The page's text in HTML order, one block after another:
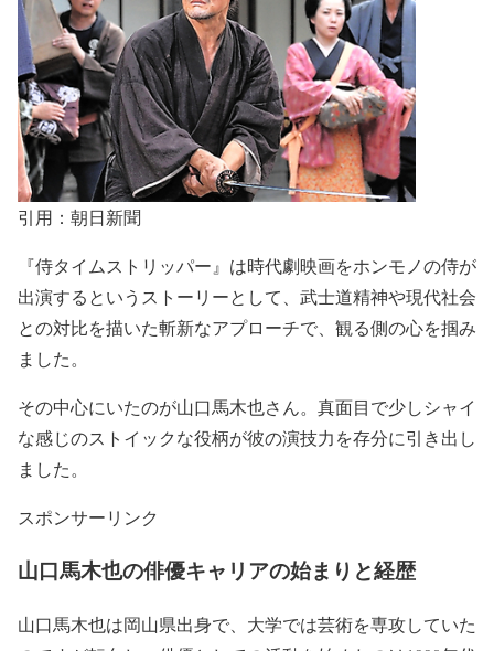
引用：朝日新聞
『侍タイムストリッパー』 は時代劇映画をホンモノの侍が
出演するというストーリーとして、 武士道精神や現代社会
との対比を描いた斬新なアプローチで、観る側の心を掴み
ました。
その中心にいたのが山口馬木也さん。 真面目で少しシャイ
な感じのストイックな役柄が彼の演技力を存分に引き出し
ました。
スポンサーリンク
山口馬木也の俳優キャリアの始まりと経歴
山口馬木也は岡山県出身で、大学では芸術を専攻していた